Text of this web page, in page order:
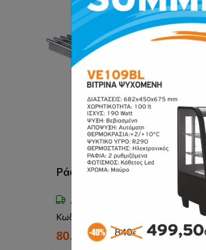
Ράφι Σωληνωτό Inox VTS1530
Διαθέσιμο
Κωδικός: VTS1530
80.00€ 110.00€